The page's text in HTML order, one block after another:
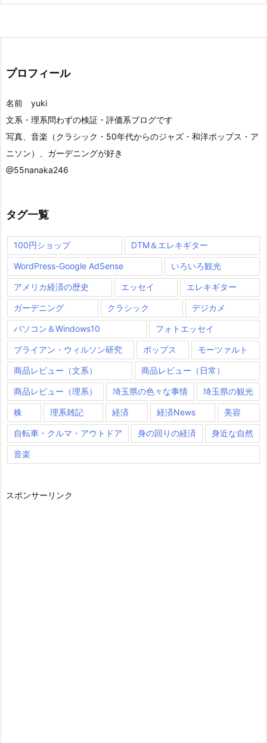
プロフィール
名前 yuki
文系・理系問わずの検証・評価系ブログです
写真、音楽（クラシック・50年代からのジャズ・和洋ポップス・ア
ニソン）、ガーデニングが好き
@55nanaka246
タグ一覧
100円ショップ DTM＆エレキギター
WordPress-Google AdSense いろいろ観光
アメリカ経済の歴史 エッセイ エレキギター
ガーデニング クラシック デジカメ
パソコン＆Windows10 フォトエッセイ
ブライアン・ウィルソン研究 ポップス モーツァルト
商品レビュー（文系） 商品レビュー（日常）
商品レビュー（理系） 埼玉県の色々な事情 埼玉県の観光
株 理系雑記 経済 経済News 美容
自転車・クルマ・アウトドア 身の回りの経済 身近な自然
音楽
スポンサーリンク